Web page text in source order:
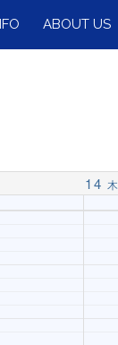
ABOUT US
14 木